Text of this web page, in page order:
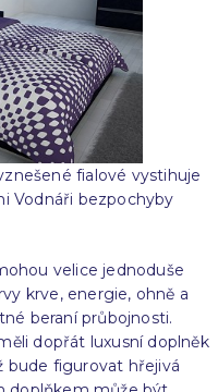
fialové vystihuje
Vodnáři bezpochyby
velice jednoduše
krve, energie, ohně a
beraní průbojnosti.
dopřát luxusní doplněk
bude figurovat hřejivá